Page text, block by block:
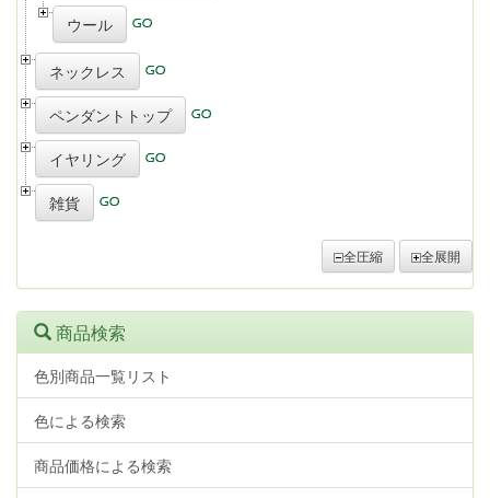
ウール
ネックレス
ペンダントトップ
イヤリング
雑貨
全圧縮 全展開
商品検索
色別商品一覧リスト
色による検索
商品価格による検索